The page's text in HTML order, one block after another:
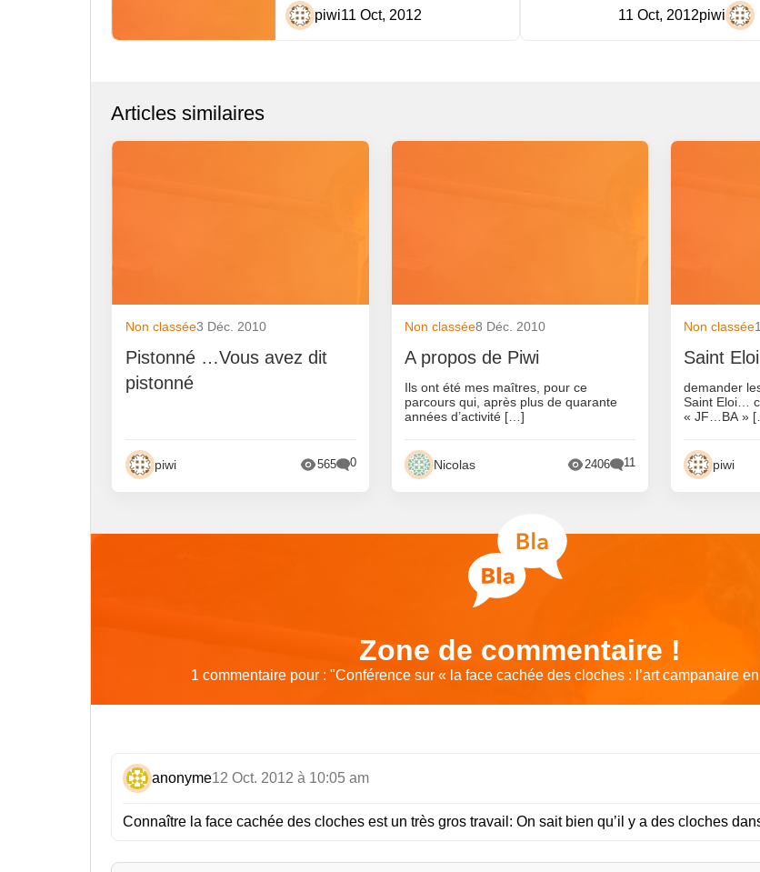
piwi11 Oct, 2012 piwi
11 Oct, 2012
Articles similaires
Non classée3 Déc. 2010
Pistonné …Vous avez dit
pistonné
piwi 565 0
Non classée8 Déc. 2010
A propos de Piwi
Ils ont été mes maîtres, pour ce
parcours qui, après plus de quarante
années d’activité […]
Nicolas 2406 11
Non classée
Saint
demander
Saint Eloi…
« JF…BA »
piwi
Zone de commentaire !
1 commentaire pour : "Conférence sur « la face cachée des cloches : l’art campanaire
anonyme12 Oct. 2012 à 10:05 am
Connaître la face cachée des cloches est un très gros travail: On sait bien qu’il y a des cloches